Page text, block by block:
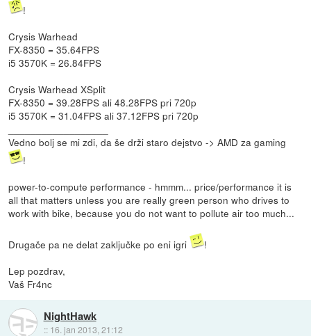
!
Crysis Warhead
FX-8350 = 35.64FPS
i5 3570K = 26.84FPS
Crysis Warhead XSplit
FX-8350 = 39.28FPS ali 48.28FPS pri 720p
i5 3570K = 31.04FPS ali 37.12FPS pri 720p
Vedno bolj se mi zdi, da še drži staro dejstvo -> AMD za gaming
!
power-to-compute performance - hmmm... price/performance it is
all that matters unless you are really green person who drives to
work with bike, because you do not want to pollute air too much...
Drugače pa ne delat zaključke po eni igri
!
Lep pozdrav,
Vaš Fr4nc
NightHawk
:: 16. jan 2013, 21:12